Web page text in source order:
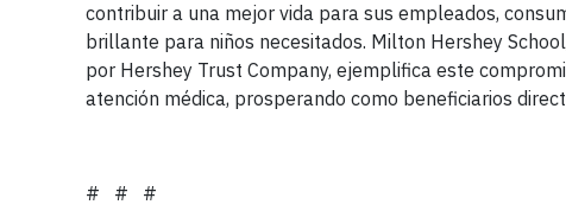
contribuir a una mejor vida para sus empleados,
brillante para niños necesitados. Milton Hershey
por Hershey Trust Company, ejemplifica este
atención médica, prosperando como beneficiarios
# # #